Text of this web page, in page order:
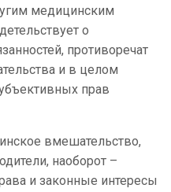
медицинским
о
противоречат
и в целом
прав
вмешательство,
наоборот –
и законные интересы